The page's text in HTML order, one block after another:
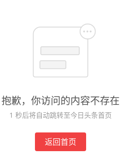
抱歉，你访问的内容不存在
1 秒后将自动跳转至今日头条首页
返回首页